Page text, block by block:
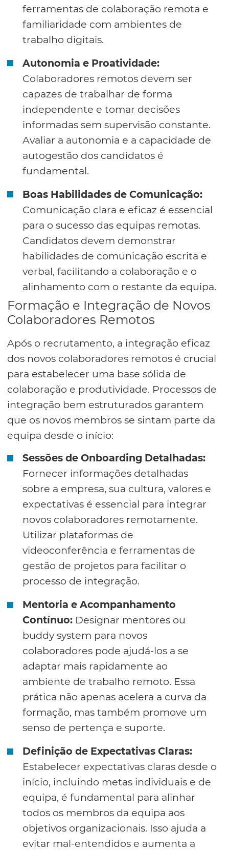
ferramentas de colaboração remota e
familiaridade com ambientes de
trabalho digitais.
Autonomia e Proatividade:
Colaboradores remotos devem ser
capazes de trabalhar de forma
independente e tomar decisões
informadas sem supervisão constante.
Avaliar a autonomia e a capacidade de
autogestão dos candidatos é
fundamental.
Boas Habilidades de Comunicação:
Comunicação clara e eficaz é essencial
para o sucesso das equipas remotas.
Candidatos devem demonstrar
habilidades de comunicação escrita e
verbal, facilitando a colaboração e o
alinhamento com o restante da equipa.
Formação e Integração de Novos
Colaboradores Remotos
Após o recrutamento, a integração eficaz
dos novos colaboradores remotos é crucial
para estabelecer uma base sólida de
colaboração e produtividade. Processos de
integração bem estruturados garantem
que os novos membros se sintam parte da
equipa desde o início:
Sessões de Onboarding Detalhadas:
Fornecer informações detalhadas
sobre a empresa, sua cultura, valores e
expectativas é essencial para integrar
novos colaboradores remotamente.
Utilizar plataformas de
videoconferência e ferramentas de
gestão de projetos para facilitar o
processo de integração.
Mentoria e Acompanhamento
Contínuo: Designar mentores ou
buddy system para novos
colaboradores pode ajudá-los a se
adaptar mais rapidamente ao
ambiente de trabalho remoto. Essa
prática não apenas acelera a curva da
formação, mas também promove um
senso de pertença e suporte.
Definição de Expectativas Claras:
Estabelecer expectativas claras desde o
início, incluindo metas individuais e de
equipa, é fundamental para alinhar
todos os membros da equipa aos
objetivos organizacionais. Isso ajuda a
evitar mal-entendidos e aumenta a